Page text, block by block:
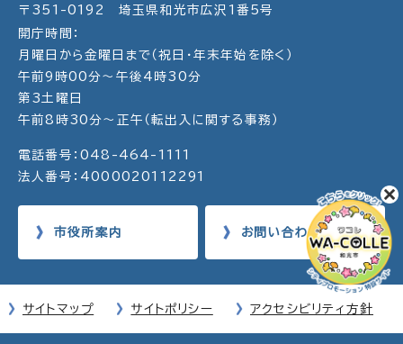
〒351-0192 埼玉県和光市広沢1番5号
開庁時間：
月曜日から金曜日まで（祝日・年末年始を除く）
午前9時00分～午後4時30分
第3土曜日
午前8時30分～正午（転出入に関する事務）
電話番号：048-464-1111
法人番号：4000020112291
市役所案内 お問い合わせ
サイトマップ サイトポリシー アクセシビリティ方針